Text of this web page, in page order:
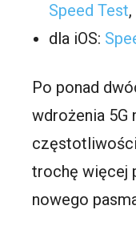
Speed Test,
dla iOS:
Po ponad
wdrożenia 5G
trochę więcej
nowego